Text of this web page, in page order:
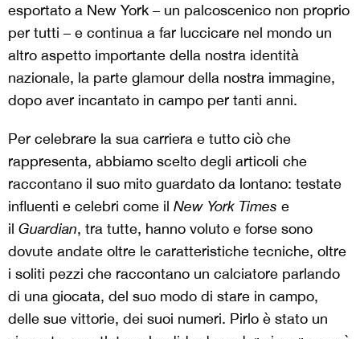
esportato a New York – un palcoscenico non proprio
per tutti – e continua a far luccicare nel mondo un
altro aspetto importante della nostra identità
nazionale, la parte glamour della nostra immagine,
dopo aver incantato in campo per tanti anni.
Per celebrare la sua carriera e tutto ciò che
rappresenta, abbiamo scelto degli articoli che
raccontano il suo mito guardato da lontano: testate
influenti e celebri come il New York Times e
il Guardian, tra tutte, hanno voluto e forse sono
dovute andate oltre le caratteristiche tecniche, oltre
i soliti pezzi che raccontano un calciatore parlando
di una giocata, del suo modo di stare in campo,
delle sue vittorie, dei suoi numeri. Pirlo è stato un